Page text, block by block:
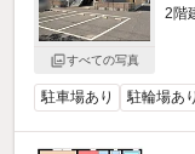
すべての写真
2階
駐車場あり 駐輪場あり